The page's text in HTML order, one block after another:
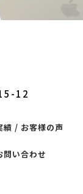
12
績 / お客様の声
問い合わせ